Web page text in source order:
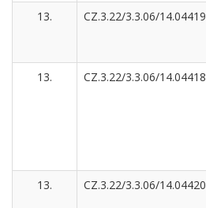
13. CZ.3.22/3.3.06/14.04419
13. CZ.3.22/3.3.06/14.04418
13.
CZ.3.22/3.3.06/14.04420